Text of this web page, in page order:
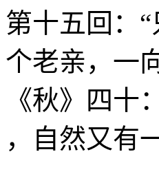
第十五回：
个老亲，一
《秋》四十
，自然又有